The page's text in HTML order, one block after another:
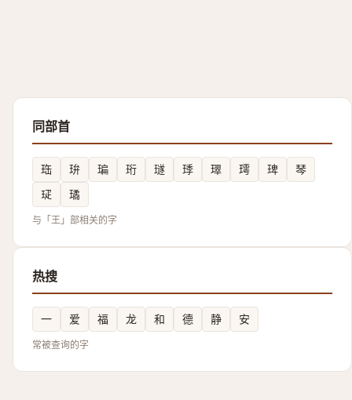
同部首
珤 㺹 㻞 珩 璲 㻑 璻 㻬 琕
琴
㺼
璚
与「王」部相关的字
热搜
一 爱 福 龙 和 德 静 安
常被查询的字